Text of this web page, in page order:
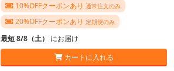
10%OFFクーポンあり 通常注文のみ
20%OFFクーポンあり 定期便のみ
最短 8/8（土） にお届け
カートに入れる